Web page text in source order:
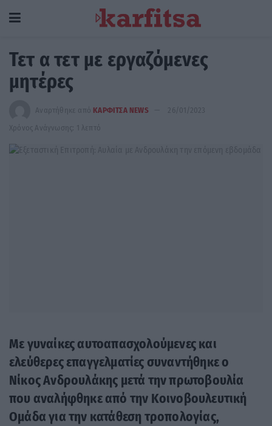
Τετ α τετ με εργαζόμενες
μητέρες
Αναρτήθηκε από ΚΑΡΦΙΤΣΑ NEWS
26/01/2023
Χρόνος Ανάγνωσης: 1 λεπτό
Με γυναίκες αυτοαπασχολούμενες και
ελεύθερες επαγγελματίες συναντήθηκε ο
Νίκος Ανδρουλάκης μετά την πρωτοβουλία
που αναλήφθηκε από την Κοινοβουλευτική
Ομάδα για την κατάθεση τροπολογίας,